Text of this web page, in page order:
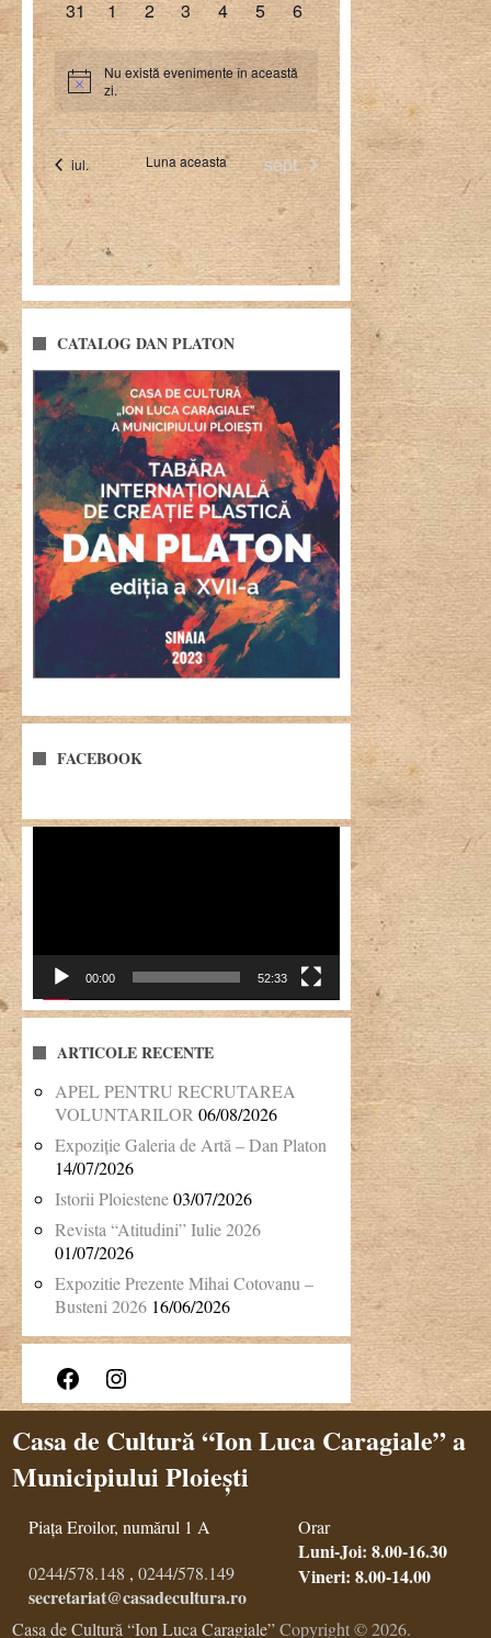
CATALOG DAN PLATON
FACEBOOK
00:00 52:33
ARTICOLE RECENTE
APEL PENTRU RECRUTAREA
VOLUNTARILOR06/08/2026
Expoziție Galeria de Artă – Dan Platon
14/07/2026
Istorii Ploiestene03/07/2026
Revista “Atitudini” Iulie 2026
01/07/2026
Expozitie Prezente Mihai Cotovanu –
Busteni 2026 16/06/2026
Facebook Instagram
Casa de Cultură “Ion Luca Caragiale” a
Municipiului Ploiești
Piața Eroilor, numărul 1 A
0244/578.148 ,0244/578.149
secretariat@casadecultura.ro
Orar
Luni-Joi: 8.00-16.30
Vineri: 8.00-14.00
Casa de Cultură “Ion Luca Caragiale”Copyright © 2026.